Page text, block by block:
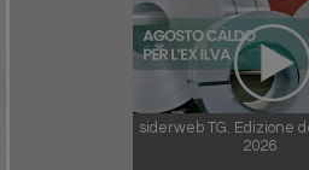
siderweb TG. Edizione
2026